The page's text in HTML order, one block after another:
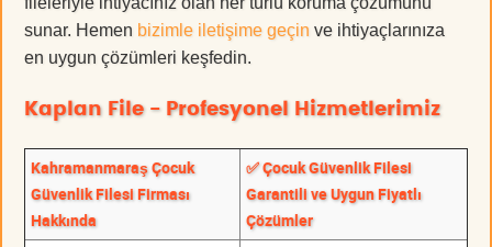
sunar. Hemen bizimle iletişime geçin ve ihtiyaçlarınıza
en uygun çözümleri keşfedin.
Kaplan File - Profesyonel Hizmetlerimiz
Kahramanmaraş Çocuk
Güvenlik Filesi Firması
Hakkında
✅ Çocuk Güvenlik Filesi
Garantili ve Uygun Fiyatlı
Çözümler